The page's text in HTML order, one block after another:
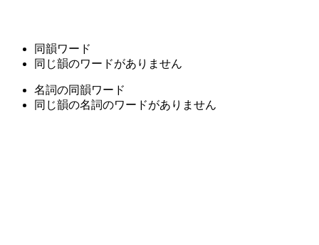
同韻ワード
同じ韻のワードがありません
名詞の同韻ワード
同じ韻の名詞のワードがありません